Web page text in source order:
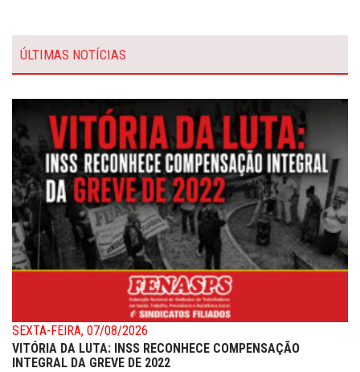
ÚLTIMAS NOTÍCIAS
SEXTA-FEIRA, 07/08/2026
VITÓRIA DA LUTA: INSS RECONHECE COMPENSAÇÃO
INTEGRAL DA GREVE DE 2022